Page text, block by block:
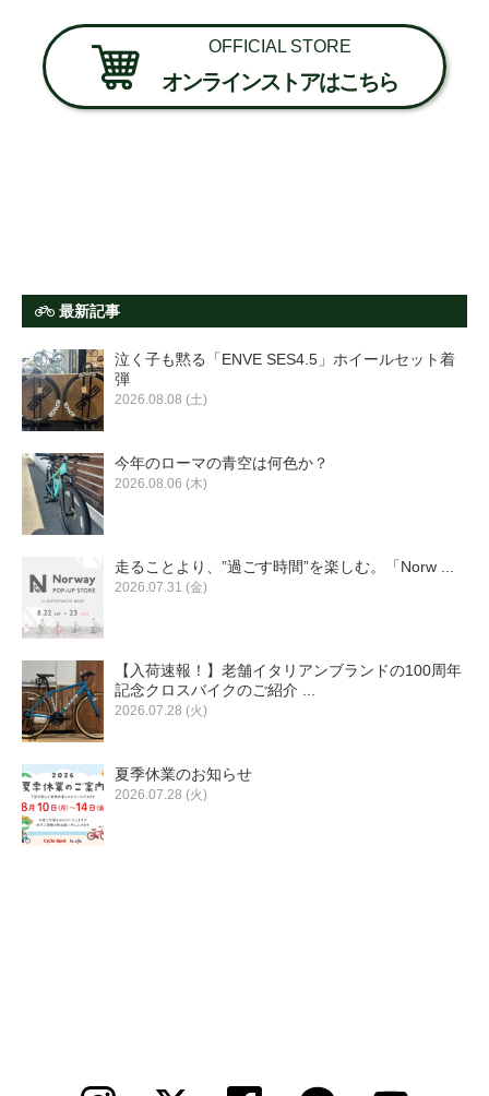
個人情報保護
OFFICIAL STORE
オンラインストアはこちら
最新記事
泣く子も黙る「ENVE SES4.5」ホイールセット着
弾
2026.08.08 (土)
今年のローマの青空は何色か？
2026.08.06 (木)
走ることより、”過ごす時間”を楽しむ。「Norw ...
2026.07.31 (金)
【入荷速報！】老舗イタリアンブランドの100周年
記念クロスバイクのご紹介 ...
2026.07.28 (火)
夏季休業のお知らせ
2026.07.28 (火)